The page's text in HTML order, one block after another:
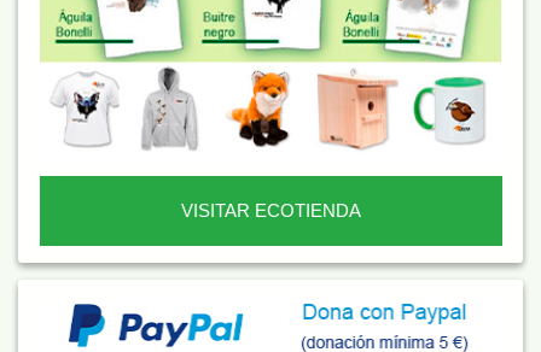
VISITAR ECOTIENDA